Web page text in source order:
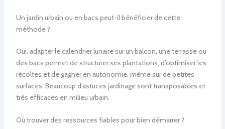
Un jardin urbain ou en bacs peut-il bénéficier de cette
méthode ?
Oui, adapter le calendrier lunaire sur un balcon, une terrasse ou
des bacs permet de structurer ses plantations, d’optimiser les
récoltes et de gagner en autonomie, même sur de petites
surfaces. Beaucoup d’astuces jardinage sont transposables et
très efficaces en milieu urbain.
Où trouver des ressources fiables pour bien démarrer ?